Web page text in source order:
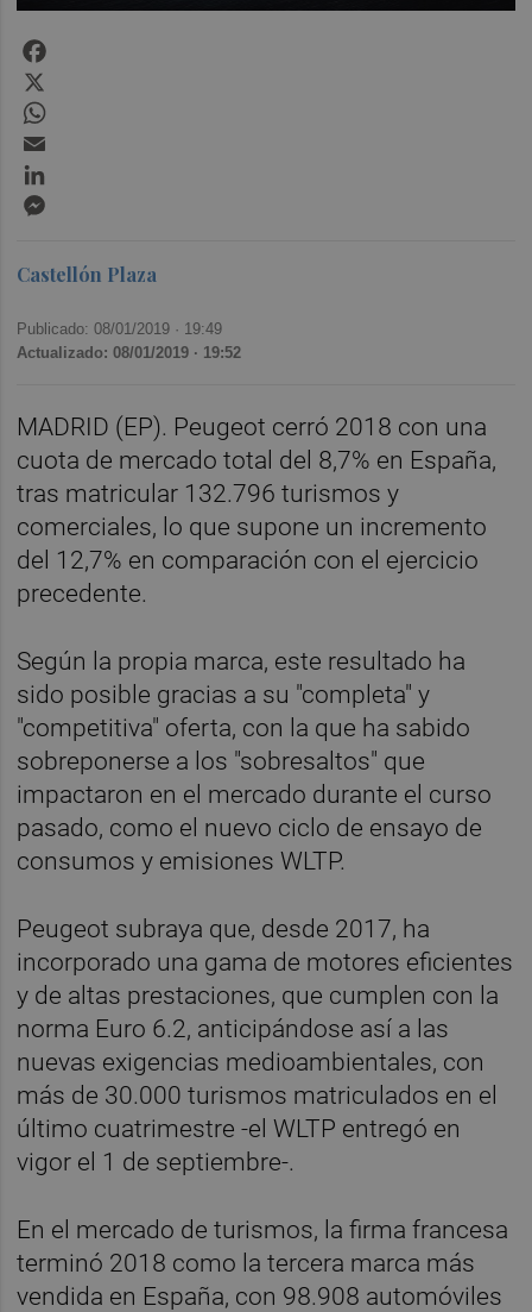
Castellón Plaza
Publicado: 08/01/2019 · 19:49
Actualizado: 08/01/2019 · 19:52
MADRID (EP). Peugeot cerró 2018 con una
cuota de mercado total del 8,7% en España,
tras matricular 132.796 turismos y
comerciales, lo que supone un incremento
del 12,7% en comparación con el ejercicio
precedente.
Según la propia marca, este resultado ha
sido posible gracias a su "completa" y
"competitiva" oferta, con la que ha sabido
sobreponerse a los "sobresaltos" que
impactaron en el mercado durante el curso
pasado, como el nuevo ciclo de ensayo de
consumos y emisiones WLTP.
Peugeot subraya que, desde 2017, ha
incorporado una gama de motores eficientes
y de altas prestaciones, que cumplen con la
norma Euro 6.2, anticipándose así a las
nuevas exigencias medioambientales, con
más de 30.000 turismos matriculados en el
último cuatrimestre -el WLTP entregó en
vigor el 1 de septiembre-.
En el mercado de turismos, la firma francesa
terminó 2018 como la tercera marca más
vendida en España, con 98.908 automóviles